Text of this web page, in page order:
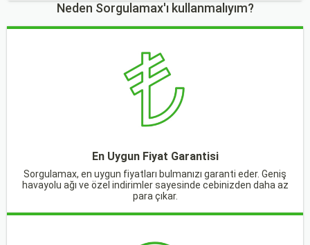
Neden Sorgulamax'ı kullanmalıyım?
En Uygun Fiyat Garantisi
Sorgulamax, en uygun fiyatları bulmanızı garanti eder. Geniş
havayolu ağı ve özel indirimler sayesinde cebinizden daha az
para çıkar.